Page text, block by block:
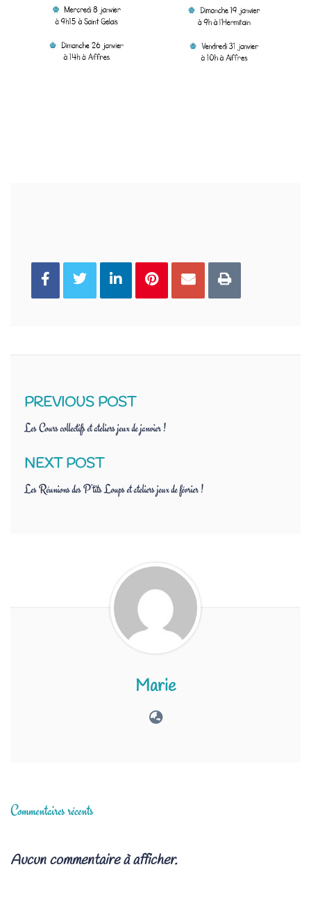
PREVIOUS POST
Les Cours collectifs et ateliers jeux de janvier !
NEXT POST
Les Réunions des P’tits Loups et ateliers jeux de février !
Marie
Commentaires récents
Aucun commentaire à afficher.